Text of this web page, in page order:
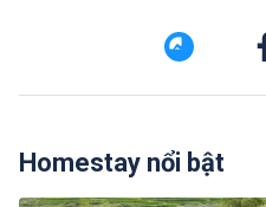
Homestay nổi bật